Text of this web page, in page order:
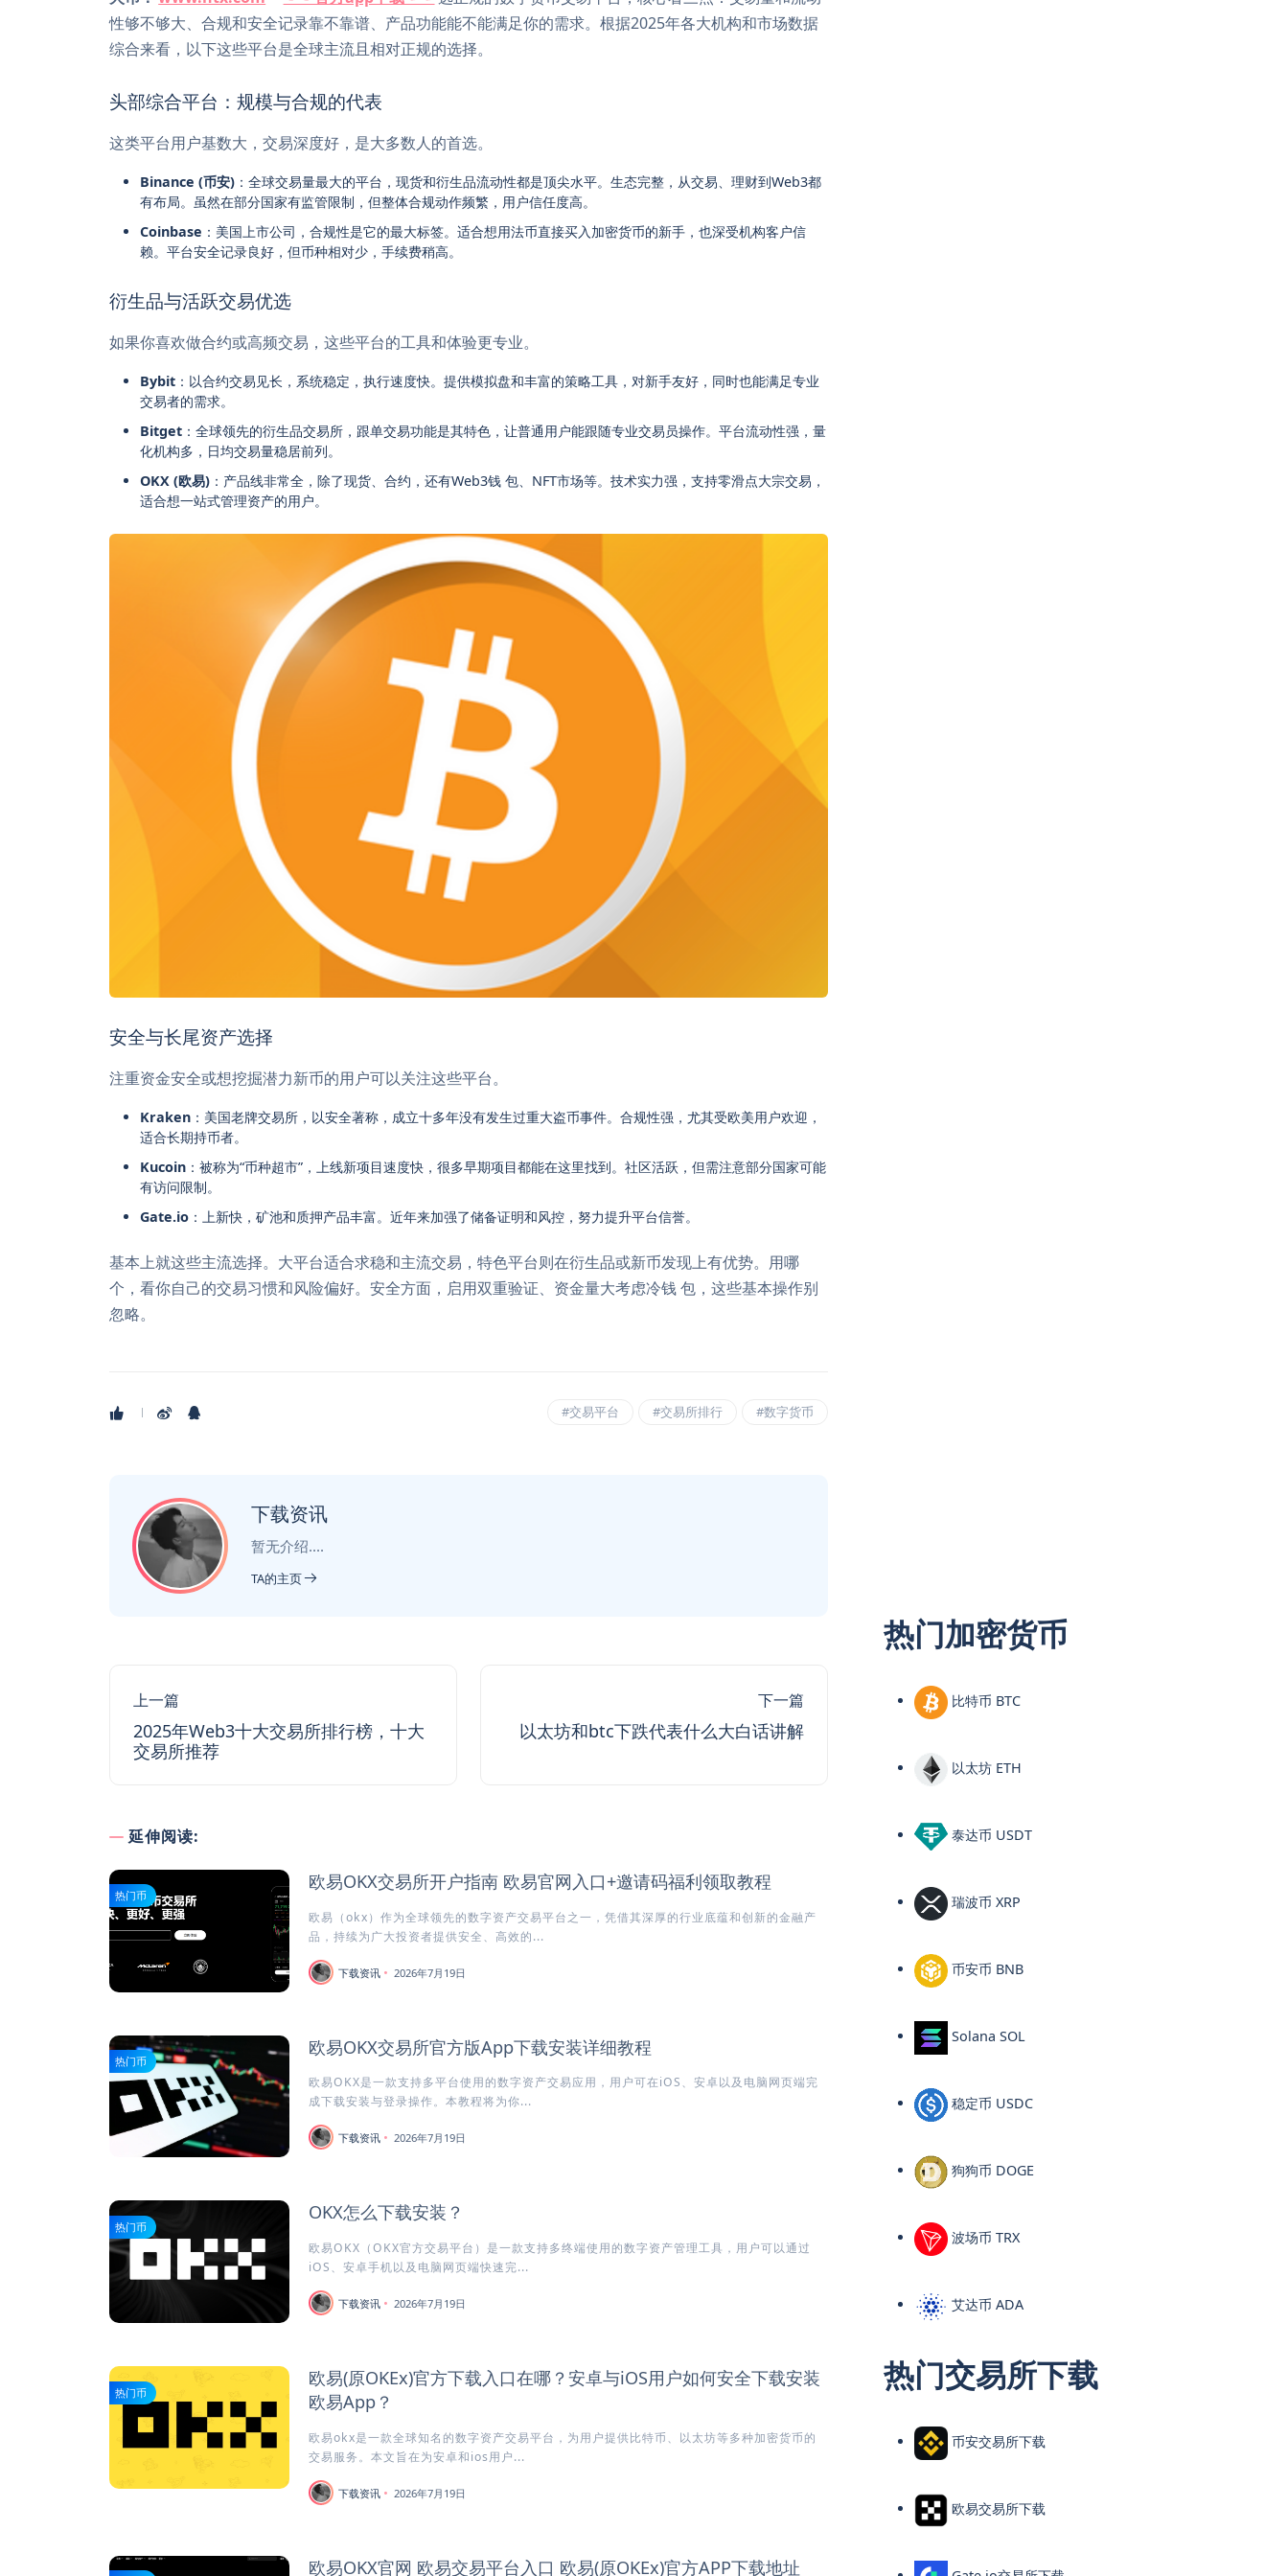
性够不够大、合规和安全记录靠不靠谱、产品功能能不能满足你的需求。根据2025年各大机构和市场数据
综合来看，以下这些平台是全球主流且相对正规的选择。
头部综合平台：规模与合规的代表
这类平台用户基数大，交易深度好，是大多数人的首选。
Binance (币安) ：全球交易量最大的平台，现货和衍生品流动性都是顶尖水平。生态完整，从交易、理财到Web3都
有布局。虽然在部分国家有监管限制，但整体合规动作频繁，用户信任度高。
Coinbase ：美国上市公司，合规性是它的最大标签。适合想用法币直接买入加密货币的新手，也深受机构客户信
赖。平台安全记录良好，但币种相对少，手续费稍高。
衍生品与活跃交易优选
如果你喜欢做合约或高频交易，这些平台的工具和体验更专业。
Bybit ：以合约交易见长，系统稳定，执行速度快。提供模拟盘和丰富的策略工具，对新手友好，同时也能满足专业
交易者的需求。
Bitget ：全球领先的衍生品交易所，跟单交易功能是其特色，让普通用户能跟随专业交易员操作。平台流动性强，量
化机构多，日均交易量稳居前列。
OKX (欧易) ：产品线非常全，除了现货、合约，还有Web3钱 包、NFT市场等。技术实力强，支持零滑点大宗交易，
适合想一站式管理资产的用户。
安全与长尾资产选择
注重资金安全或想挖掘潜力新币的用户可以关注这些平台。
Kraken ：美国老牌交易所，以安全著称，成立十多年没有发生过重大盗币事件。合规性强，尤其受欧美用户欢迎，
适合长期持币者。
Kucoin ：被称为“币种超市”，上线新项目速度快，很多早期项目都能在这里找到。社区活跃，但需注意部分国家可能
有访问限制。
Gate.io ：上新快，矿池和质押产品丰富。近年来加强了储备证明和风控，努力提升平台信誉。
基本上就这些主流选择。大平台适合求稳和主流交易，特色平台则在衍生品或新币发现上有优势。用哪
个，看你自己的交易习惯和风险偏好。安全方面，启用双重验证、资金量大考虑冷钱 包，这些基本操作别
忽略。
#交易平台 #交易所排行 #数字货币
下载资讯
暂无介绍....
TA的主页
上一篇
2025年Web3十大交易所排行榜，十大
交易所推荐
下一篇
以太坊和btc下跌代表什么大白话讲解
延伸阅读:
热门币
欧易OKX交易所开户指南 欧易官网入口+邀请码福利领取教程
欧易（okx）作为全球领先的数字资产交易平台之一，凭借其深厚的行业底蕴和创新的金融产
品，持续为广大投资者提供安全、高效的...
下载资讯 2026年7月19日
热门币
欧易OKX交易所官方版App下载安装详细教程
欧易OKX是一款支持多平台使用的数字资产交易应用，用户可在iOS、安卓以及电脑网页端完
成下载安装与登录操作。本教程将为你...
下载资讯 2026年7月19日
热门币
OKX怎么下载安装？
欧易OKX（OKX官方交易平台）是一款支持多终端使用的数字资产管理工具，用户可以通过
iOS、安卓手机以及电脑网页端快速完...
下载资讯 2026年7月19日
热门币
欧易(原OKEx)官方下载入口在哪？安卓与iOS用户如何安全下载安装
欧易App？
欧易okx是一款全球知名的数字资产交易平台，为用户提供比特币、以太坊等多种加密货币的
交易服务。本文旨在为安卓和ios用户...
下载资讯 2026年7月19日
欧易OKX官网 欧易交易平台入口 欧易(原OKEx)官方APP下载地址
热门加密货币
比特币 BTC
以太坊 ETH
泰达币 USDT
瑞波币 XRP
币安币 BNB
Solana SOL
稳定币 USDC
狗狗币 DOGE
波场币 TRX
艾达币 ADA
热门交易所下载
币安交易所下载
欧易交易所下载